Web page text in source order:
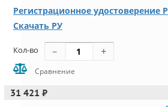
Регистрационное удостоверение
Скачать РУ
Кол-во
Сравнение
31 421 ₽